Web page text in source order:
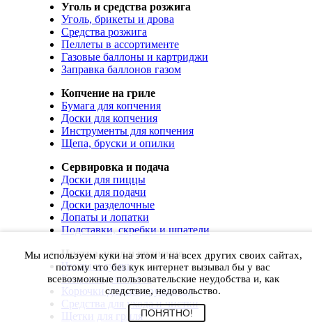
Уголь и средства розжига
Уголь, брикеты и дрова
Средства розжига
Пеллеты в ассортименте
Газовые баллоны и картриджи
Заправка баллонов газом
Копчение на гриле
Бумага для копчения
Доски для копчения
Инструменты для копчения
Щепа, бруски и опилки
Сервировка и подача
Доски для пиццы
Доски для подачи
Доски разделочные
Лопаты и лопатки
Подставки, скребки и шпатели
Чистка, уход и хранение
Чехлы и сумки
Коврики для гриля
Корючки для инструментов
Средства для ухода и чистки
Щетки для гриля
Мы используем куки на этом и на всех других своих сайтах,
потому что без кук интернет вызывал бы у вас
всевозможные пользовательские неудобства и, как
следствие, недовольство.
ПОНЯТНО!